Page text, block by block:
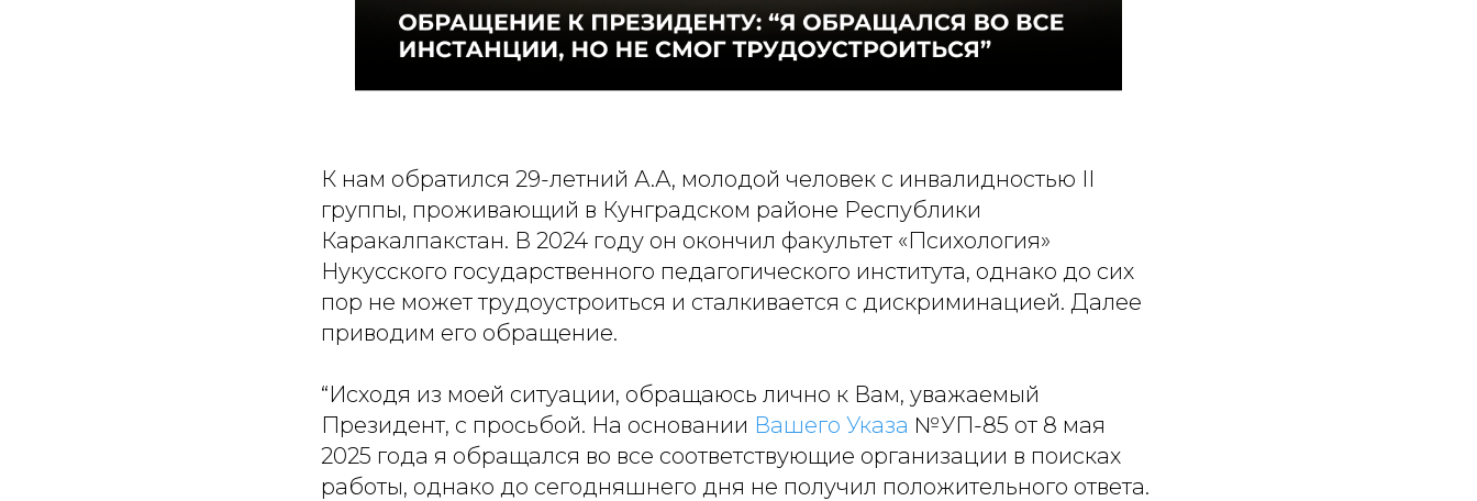
К нам обратился 29-летний А.А, молодой человек с инвалидностью II
группы, проживающий в Кунградском районе Республики
Каракалпакстан. В 2024 году он окончил факультет «Психология»
Нукусского государственного педагогического института, однако до сих
пор не может трудоустроиться и сталкивается с дискриминацией. Далее
приводим его обращение.
“Исходя из моей ситуации, обращаюсь лично к Вам, уважаемый
Президент, с просьбой. На основании Вашего Указа №УП-85 от 8 мая
2025 года я обращался во все соответствующие организации в поисках
работы, однако до сегодняшнего дня не получил положительного ответа.